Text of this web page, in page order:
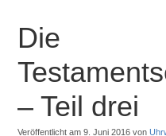
Die
– Teil drei
Veröffentlicht am 9. Juni 2016 von